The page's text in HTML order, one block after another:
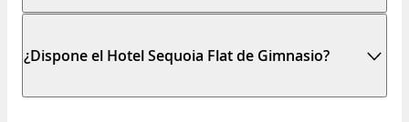
¿Dispone el Hotel Sequoia Flat de Gimnasio?